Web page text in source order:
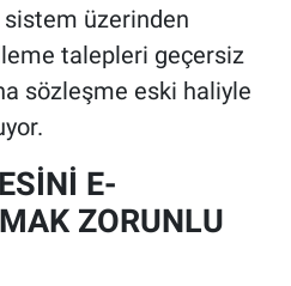
sistem üzerinden
talepleri geçersiz
sözleşme eski haliyle
E-
ZORUNLU